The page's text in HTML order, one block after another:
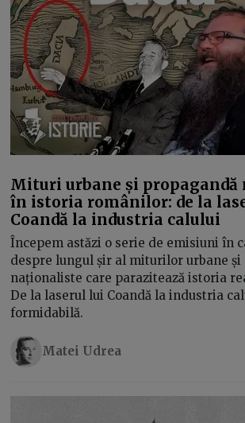
Mituri urbane și
în istoria românilor: de la
Coandă la industria calului
Începem astăzi o serie de emisiuni în
despre lungul șir al miturilor urbane
naționaliste care parazitează istoria
De la laserul lui Coandă la industria
formidabilă.
Matei Udrea